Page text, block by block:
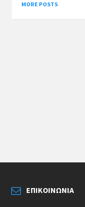
MORE POSTS
ΕΠΙΚΟΙΝΩΝΊΑ